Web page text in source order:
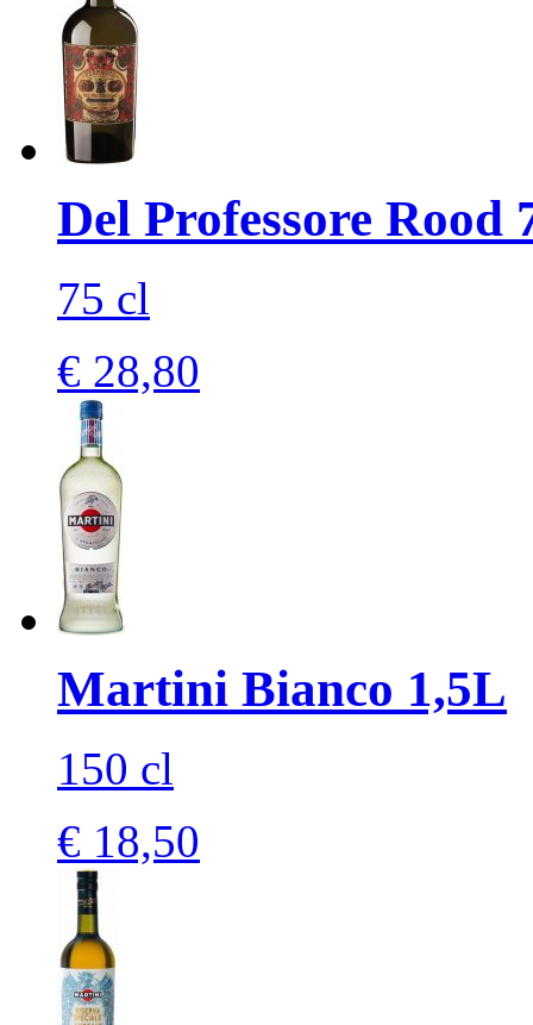
Del Professore Rood
75 cl
€ 28,80
Martini Bianco 1,5L
150 cl
€ 18,50